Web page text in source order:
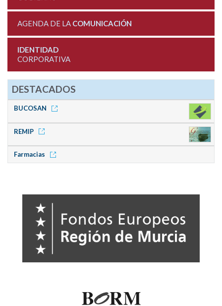
AGENDA DE LA COMUNICACIÓN
IDENTIDAD
CORPORATIVA
DESTACADOS
BUCOSAN
REMIP
Farmacias